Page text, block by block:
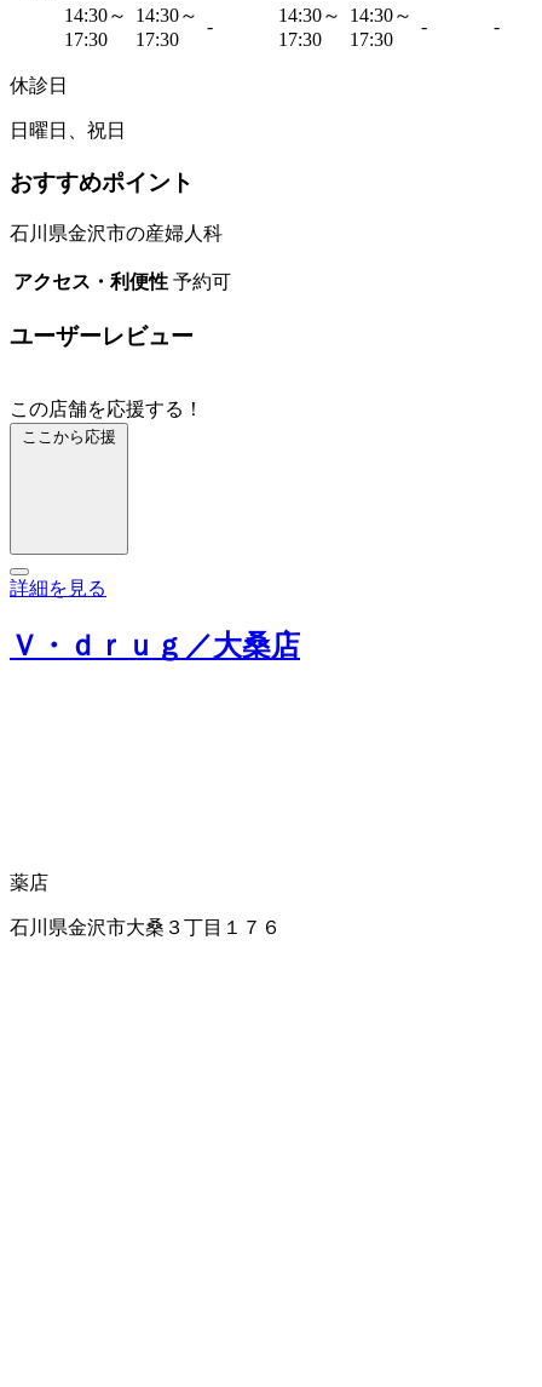
14:30～
17:30
14:30～
17:30
-
14:30～
17:30
14:30～
17:30
- -
休診日
日曜日、祝日
おすすめポイント
石川県金沢市の産婦人科
アクセス・利便性 予約可
ユーザーレビュー
この店舗を応援する！
ここから応援
詳細を見る
Ｖ・ｄｒｕｇ／大桑店
薬店
石川県金沢市大桑３丁目１７６